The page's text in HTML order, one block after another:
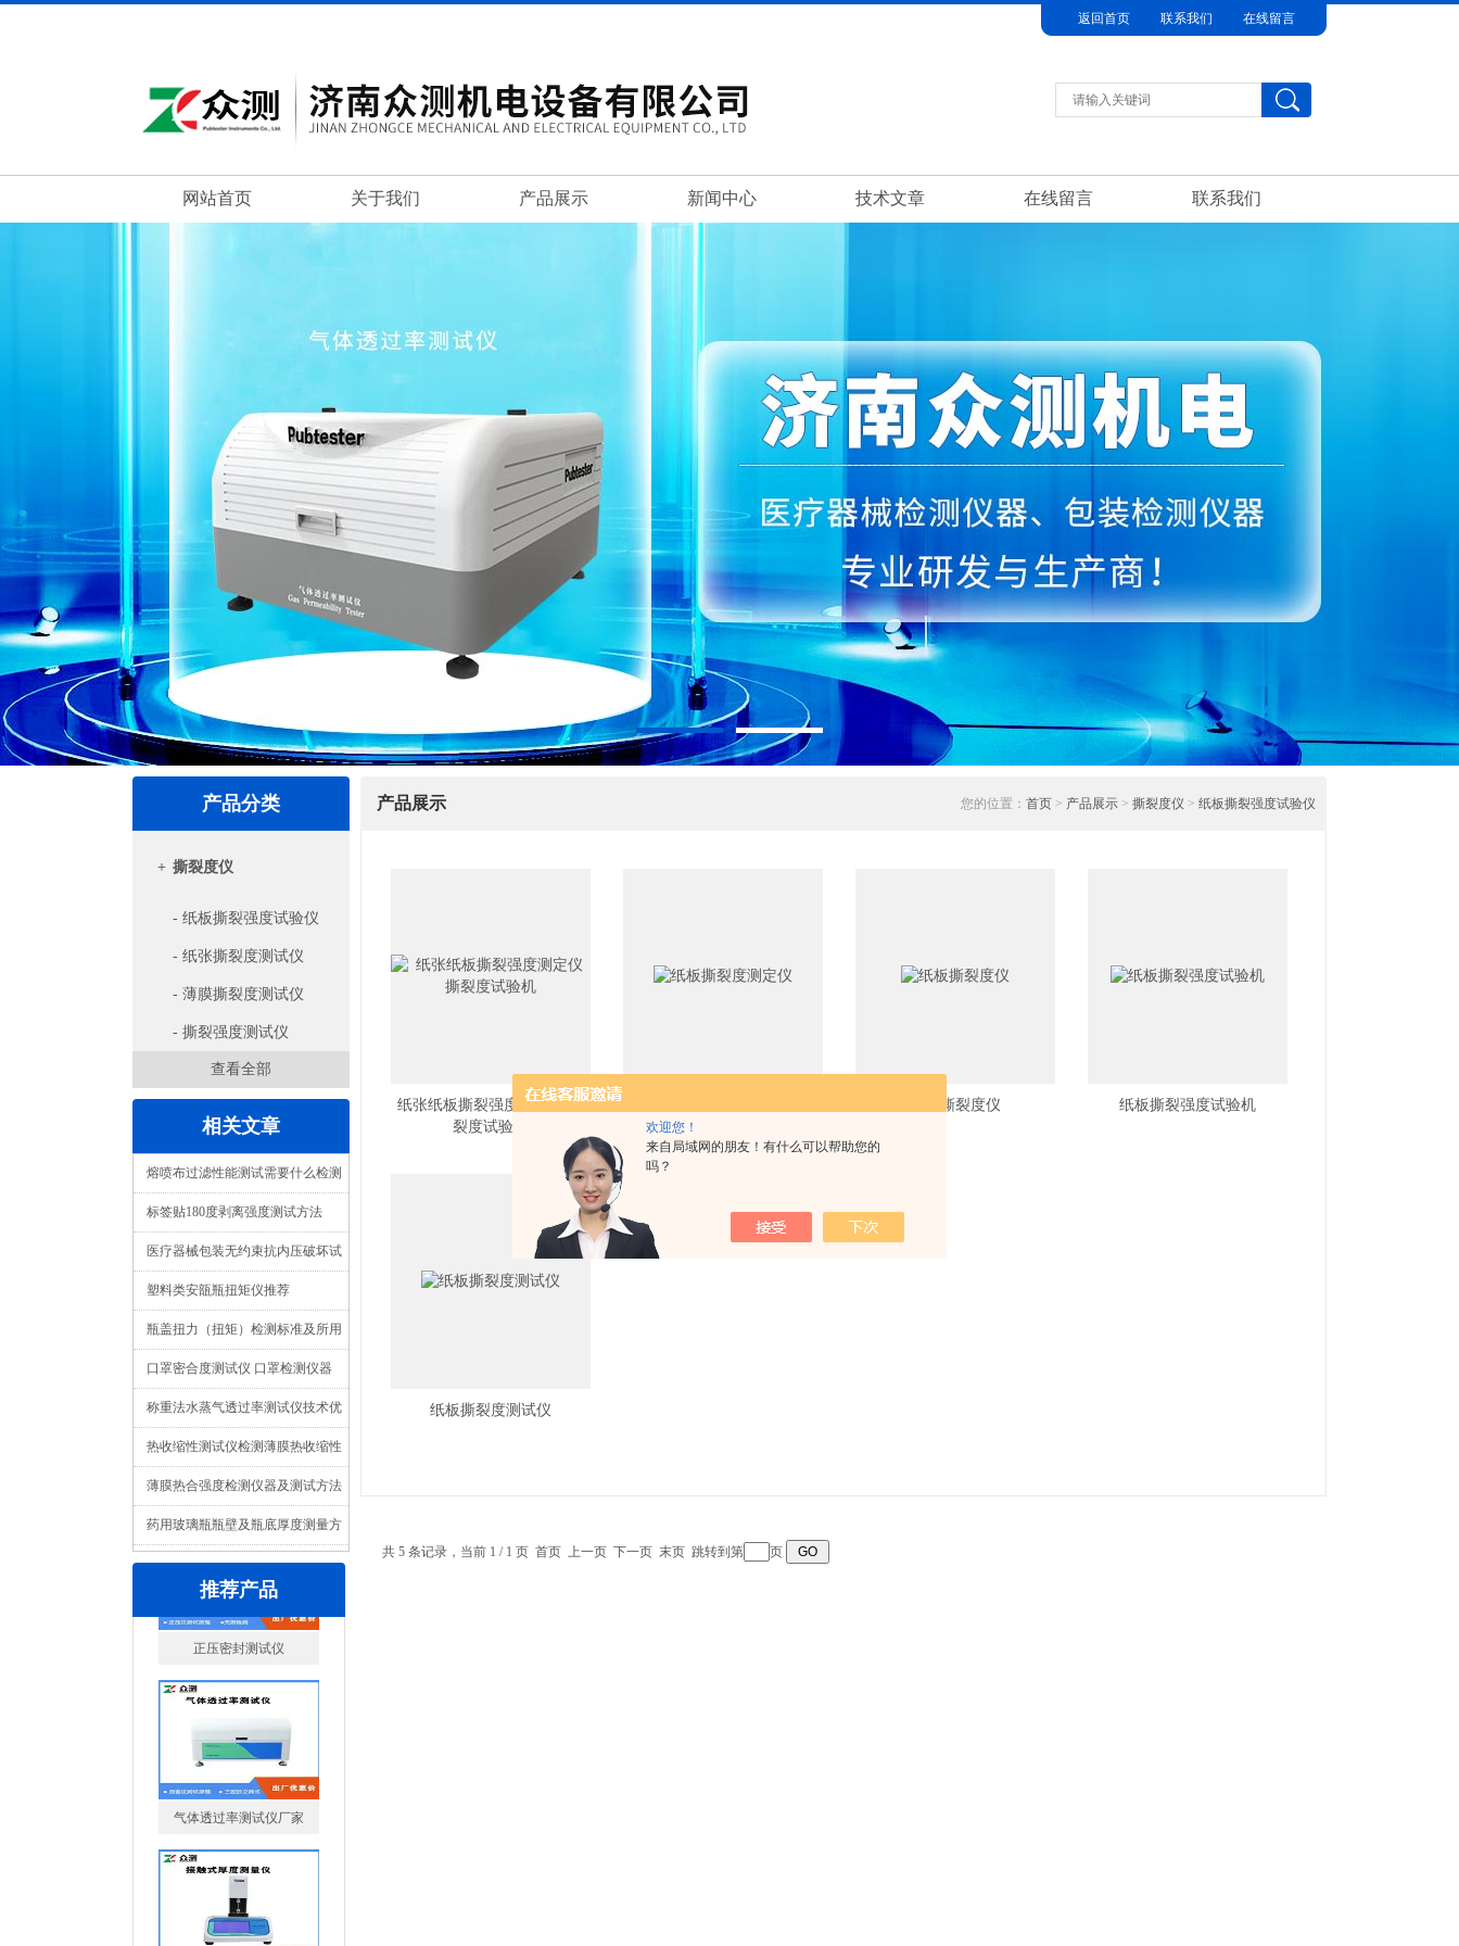
欢迎您！
来自局域网的朋友！有什么可以帮助您的
吗？
返回首页 联系我们 在线留言
网站首页 关于我们 产品展示 新闻中心 技术文章 在线留言 联系我们
产品分类
+ 撕裂度仪
- 纸板撕裂强度试验仪
- 纸张撕裂度测试仪
- 薄膜撕裂度测试仪
- 撕裂强度测试仪
查看全部
相关文章
熔喷布过滤性能测试需要什么检测
仪器
标签贴180度剥离强度测试方法
医疗器械包装无约束抗内压破坏试
验仪三种检测方法
塑料类安瓿瓶扭矩仪推荐
瓶盖扭力（扭矩）检测标准及所用
检测仪器推荐
口罩密合度测试仪 口罩检测仪器
称重法水蒸气透过率测试仪技术优
势再次提升
热收缩性测试仪检测薄膜热收缩性
重要性
薄膜热合强度检测仪器及测试方法
药用玻璃瓶瓶壁及瓶底厚度测量方
法
推荐产品
气体透过率测试仪厂家
薄膜测厚仪厂家
产品展示 您的位置： 首页 > 产品展示 > 撕裂度仪 > 纸板撕裂强度试验仪
纸张纸板撕裂强度测定仪 撕
裂度试验机
纸板撕裂度仪 纸板撕裂强度试验机
纸板撕裂度测试仪
共 5 条记录，当前 1 / 1 页 首页 上一页 下一页 末页 跳转到第 页